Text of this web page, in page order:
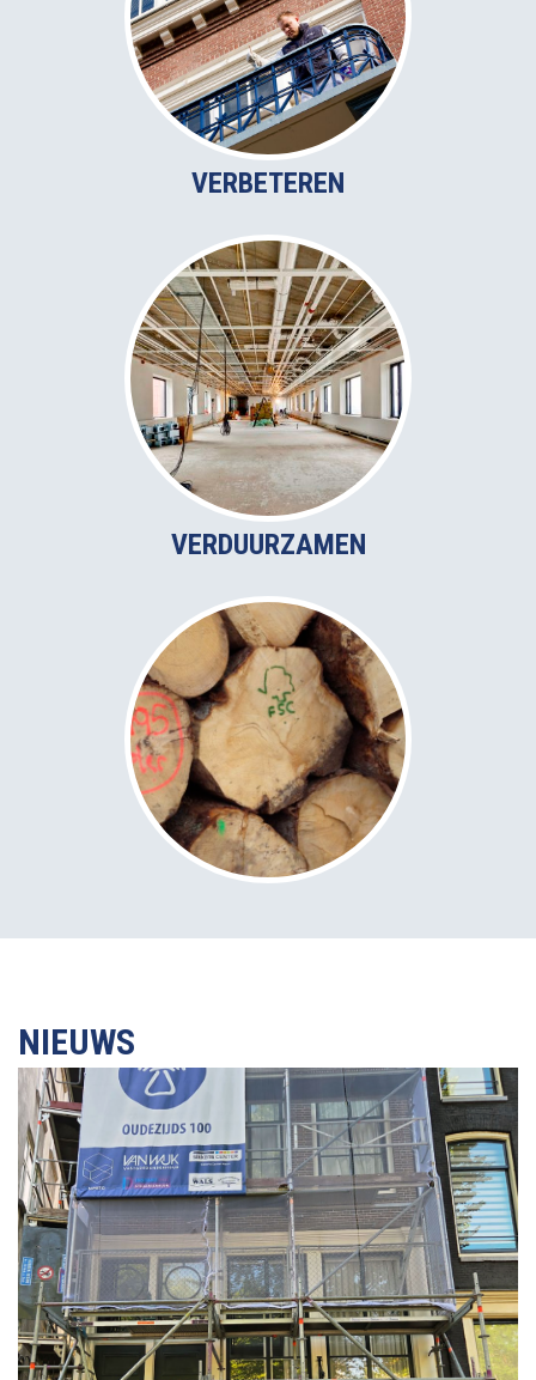
VERBETEREN
VERDUURZAMEN
NIEUWS